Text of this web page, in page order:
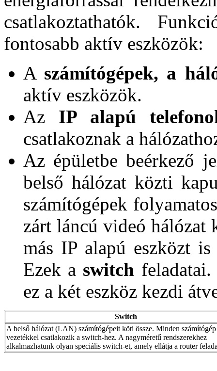
csatlakoztathatók.
fontosabb aktív eszközök:
A számítógépek, a
aktív eszközök.
Az IP alapú
csatlakoznak a
Az épületbe beérkező
belső hálózat közti
számítógépek
zárt láncú videó hálózat
más IP alapú eszközt
Ezek a switch feladatai.
ez a két eszköz kezdi
Switch
A belső hálózat (LAN) számítógépeit köti össze. Minden
vezetékkel csatlakozik a switch-hez. A nagyméretű rendszerekhez
alkalmazhatunk olyan speciális switch-et, amely ellátja a router